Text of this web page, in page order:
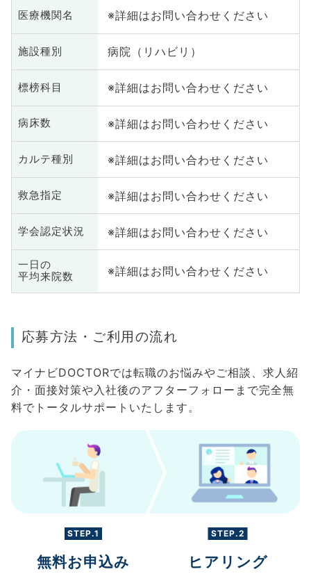
医療機関名 ※詳細はお問い合わせください
施設種別 病院（リハビリ）
標榜科目 ※詳細はお問い合わせください
病床数 ※詳細はお問い合わせください
カルテ種別 ※詳細はお問い合わせください
救急指定 ※詳細はお問い合わせください
学会認定状況 ※詳細はお問い合わせください
一日の
平均来院数
※詳細はお問い合わせください
応募方法・ご利用の流れ
マイナビDOCTORでは転職のお悩みやご相談、求人紹
介・面接対策や入社後のアフターフォローまで完全無
料でトータルサポートいたします。
STEP.1
無料お申込み
STEP.2
ヒアリング